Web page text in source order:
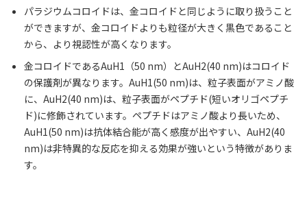
パラジウムコロイドは、金コロイドと同じように取り扱うこと
ができますが、金コロイドよりも粒径が大きく黒色であること
から、より視認性が高くなります。
金コロイドであるAuH1（50 nm）とAuH2(40 nm)はコロイド
の保護剤が異なります。AuH1(50 nm)は、粒子表面がアミノ酸
に、AuH2(40 nm)は、粒子表面がペプチド(短いオリゴペプチ
ド)に修飾されています。ペプチドはアミノ酸より長いため、
AuH1(50 nm)は抗体結合能が高く感度が出やすい、AuH2(40
nm)は非特異的な反応を抑える効果が強いという特徴がありま
す。